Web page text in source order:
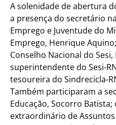
A solenidade de abertura
a presença do secretário
Emprego e Juventude do
Emprego, Henrique
Conselho Nacional do
superintendente do Sesi-
tesoureira do Sindrecicla-
Também participaram a
Educação, Socorro
extraordinário de